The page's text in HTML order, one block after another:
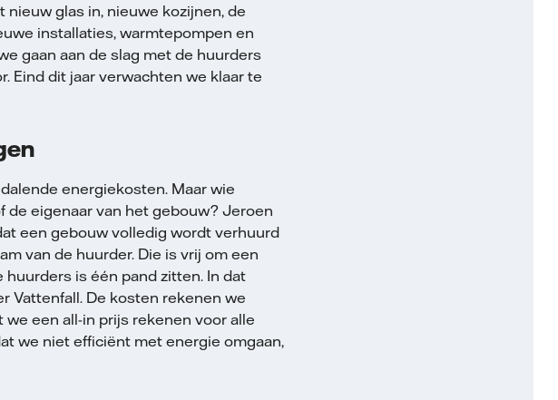
glas in, nieuwe kozijnen, de
installaties, warmtepompen en
gaan aan de slag met de huurders
Eind dit jaar verwachten we klaar te
energiekosten. Maar wie
eigenaar van het gebouw? Jeroen
een gebouw volledig wordt verhuurd
van de huurder. Die is vrij om een
is één pand zitten. In dat
Vattenfall. De kosten rekenen we
een all-in prijs rekenen voor alle
we niet efficiënt met energie omgaan,